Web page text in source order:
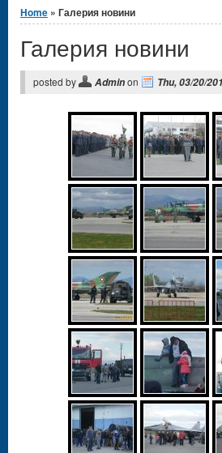
Home » Галерия новини
Галерия новини
posted by Adminon Thu, 03/20/